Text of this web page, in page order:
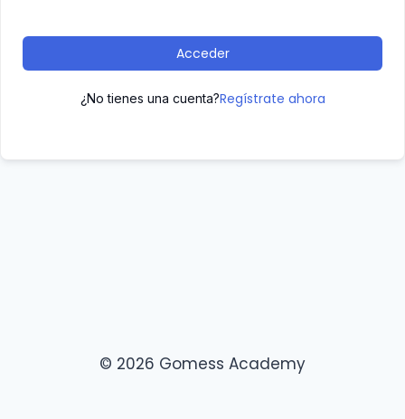
Acceder
¿No tienes una cuenta?Regístrate ahora
© 2026 Gomess Academy